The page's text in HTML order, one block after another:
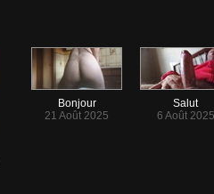
Bonjour
21 Août 2025
Salut
6 Août 2025